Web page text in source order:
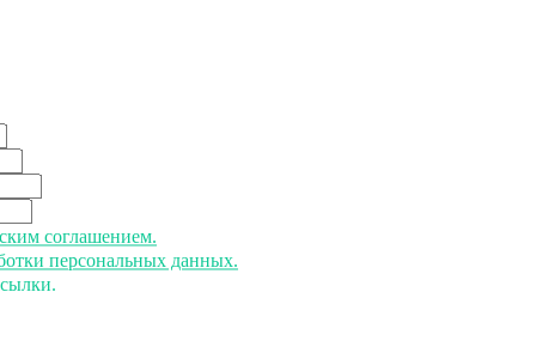
соглашением.
персональных данных.